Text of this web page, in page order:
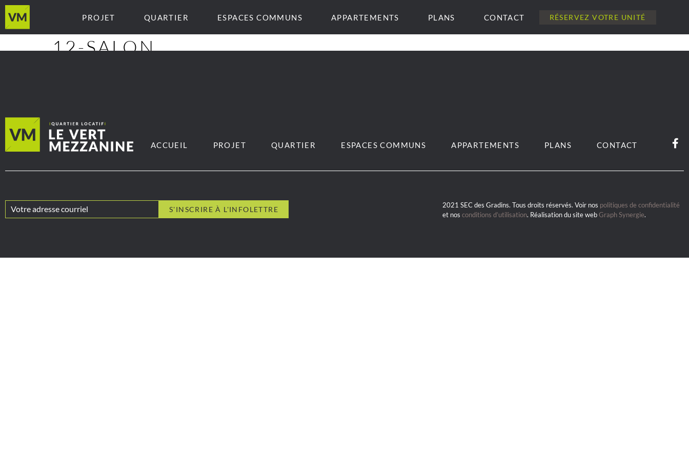
PROJET QUARTIER ESPACES COMMUNS APPARTEMENTS PLANS CONTACT RÉSERVEZ VOTRE UNITÉ
12-SALON
ACCUEIL PROJET QUARTIER ESPACES COMMUNS APPARTEMENTS PLANS CONTACT
2021 SEC des Gradins. Tous droits réservés. Voir nos politiques de confidentialité
et nosconditions d’utilisation. Réalisation du site webGraph Synergie.